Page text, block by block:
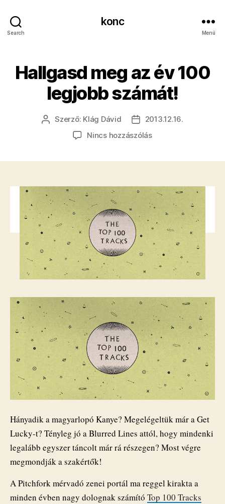
Search
konc
Menü
Hallgasd meg az év 100
legjobb számát!
Bejegyzés
szerzője
Szerző: Klág Dávid
Bejegyzés
dátuma
2013.12.16.
Nincs hozzászólása(z)
100
legjobb
számát!
bejegyzéshez
Hányadik a magyarlopó Kanye? Megelégeltük már a Get
Lucky-t? Tényleg jó a Blurred Lines attól, hogy mindenki
legalább egyszer táncolt már rá részegen? Most végre
megmondják a szakértők!
A Pitchfork mérvadó zenei portál ma reggel kirakta a
minden évben nagy dolognak számító Top 100 Tracks